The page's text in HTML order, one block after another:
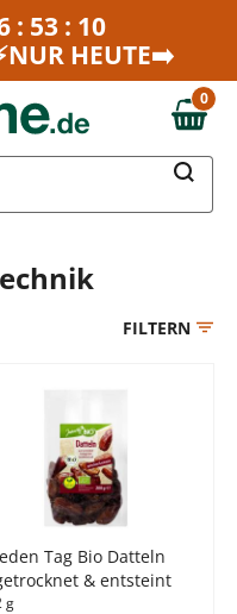
: 53 : 10
HEUTE➡️
0,00 €
0
FILTERN
Tag Bio Datteln
& entsteint
g